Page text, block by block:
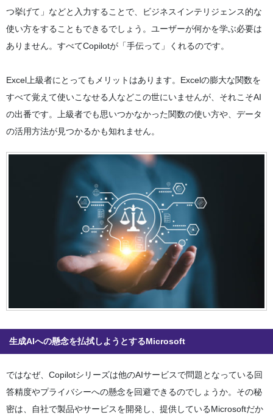
つ挙げて」などと入力することで、ビジネスインテリジェンス的な
使い方をすることもできるでしょう。ユーザーが何かを学ぶ必要は
ありません。すべてCopilotが「手伝って」くれるのです。
Excel上級者にとってもメリットはあります。Excelの膨大な関数を
すべて覚えて使いこなせる人などこの世にいませんが、それこそAI
の出番です。上級者でも思いつかなかった関数の使い方や、データ
の活用方法が見つかるかも知れません。
生成AIへの懸念を払拭しようとするMicrosoft
ではなぜ、Copilotシリーズは他のAIサービスで問題となっている回
答精度やプライバシーへの懸念を回避できるのでしょうか。その秘
密は、自社で製品やサービスを開発し、提供しているMicrosoftだか